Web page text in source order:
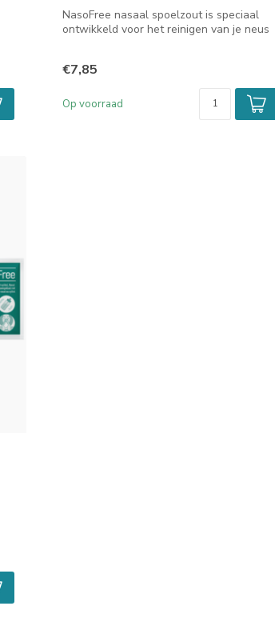
NasoFree nasaal spoelzout is speciaal
ontwikkeld voor het reinigen van je neus
€7,85
Op voorraad